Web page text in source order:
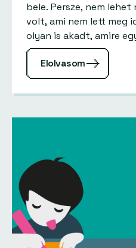
bele. Persze, nem
volt, ami nem lett meg
olyan is akadt, amire
időd. Ezt pedig sem a…
Elolvasom